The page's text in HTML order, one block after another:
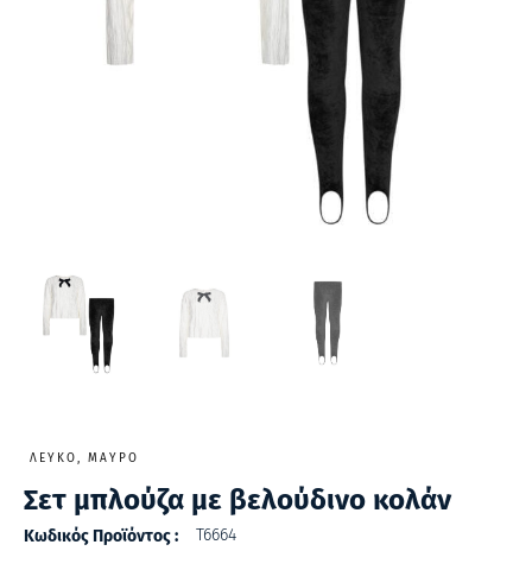
ΛΕΥΚΌ, ΜΑΎΡΟ
Σετ μπλούζα με βελούδινο κολάν
Κωδικός Προϊόντος : T6664